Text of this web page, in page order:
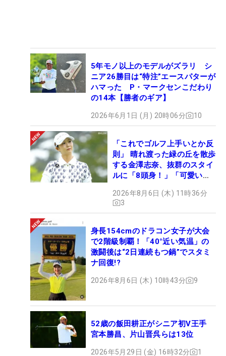
5年モノ以上のモデルがズラリ シ
ニア26勝目は“特注”エースパターが
ハマった P・マークセンこだわり
の14本【勝者のギア】
2026年6月1日 (月) 20時06分 10
「これでゴルフ上手いとか反
則」 晴れ渡った緑の丘を散歩
する金澤志奈、抜群のスタイ
ルに「8頭身！」「可愛いに
2026年8月6日 (木) 11時36分
3
身長154cmのドラコン女子が大会
で2階級制覇！「40°近い気温」の
激闘後は“2日連続もつ鍋”でスタミ
ナ回復!?
2026年8月6日 (木) 10時43分 9
52歳の飯田耕正がシニア初V王手
宮本勝昌、片山晋呉らは13位
2026年5月29日 (金) 16時32分 1